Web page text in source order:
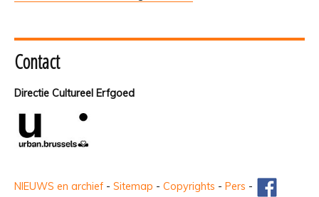
Contact
Directie Cultureel Erfgoed
NIEUWS en archief - Sitemap - Copyrights - Pers -